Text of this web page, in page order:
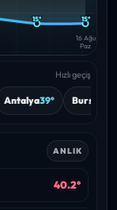
15° 15°
16 Ağu
Paz
Hızlı geçiş
Antalya39° Bursa
ANLIK
40.2°